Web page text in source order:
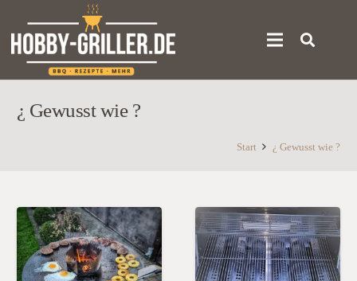
¿ Gewusst wie ?
Start ¿ Gewusst wie ?